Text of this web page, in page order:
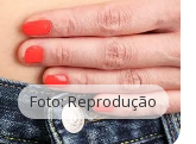
Foto: Reprodução